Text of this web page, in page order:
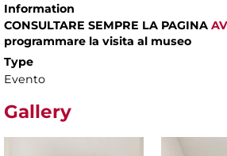
Information
CONSULTARE SEMPRE LA PAGINA
programmare la visita al museo
Type
Evento
Gallery